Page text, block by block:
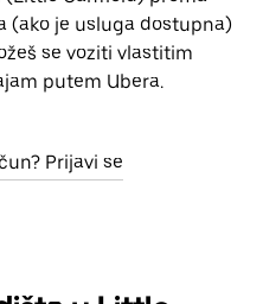
(ako je usluga dostupna)
se voziti vlastitim
putem Ubera.
Prijavi se